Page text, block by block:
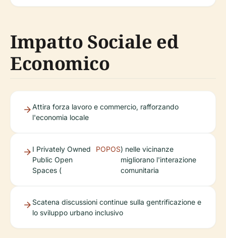
Impatto Sociale ed
Economico
Attira forza lavoro e commercio, rafforzando
l'economia locale
I Privately Owned
Public Open
Spaces (
POPOS) nelle vicinanze
migliorano l'interazione
comunitaria
Scatena discussioni continue sulla gentrificazione e
lo sviluppo urbano inclusivo